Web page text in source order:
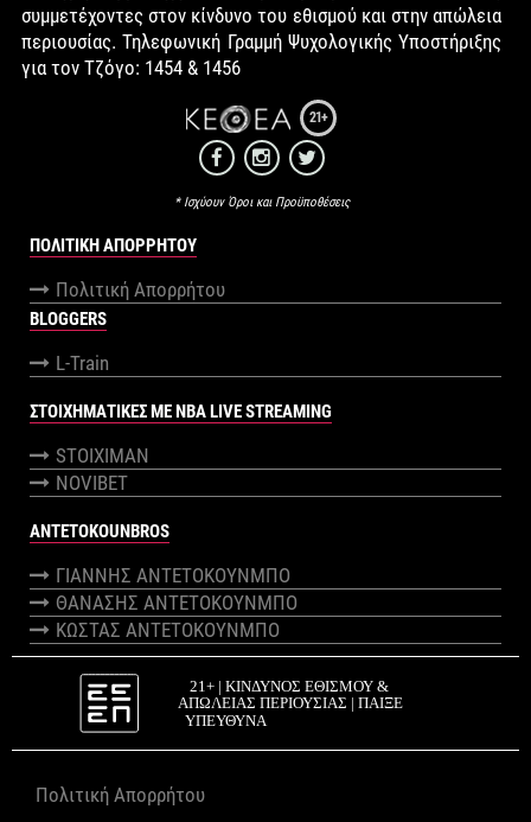
συμμετέχοντες στον κίνδυνο του εθισμού και στην απώλεια
περιουσίας. Τηλεφωνική Γραμμή Ψυχολογικής Υποστήριξης
για τον Τζόγο: 1454 & 1456
21+
* Ισχύουν Όροι και Προϋποθέσεις
ΠΟΛΙΤΙΚΉ ΑΠΟΡΡΉΤΟΥ
Πολιτική Απορρήτου
BLOGGERS
L-Train
ΣΤΟΙΧΗΜΑΤΙΚΕΣ ΜΕ NBA LIVE STREAMING
STOIXIMAN
NOVIBET
ANTETOKOUNBROS
ΓΙΑΝΝΗΣ ΑΝΤΕΤΟΚΟΥΝΜΠΟ
ΘΑΝΑΣΗΣ ΑΝΤΕΤΟΚΟΥΝΜΠΟ
ΚΩΣΤΑΣ ΑΝΤΕΤΟΚΟΥΝΜΠΟ
Πολιτική Απορρήτου